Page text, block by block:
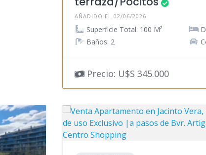
AÑADIDO EL 02/06/2026
Superficie Total: 100 M²
Baños: 2
Precio: U$S 345.000